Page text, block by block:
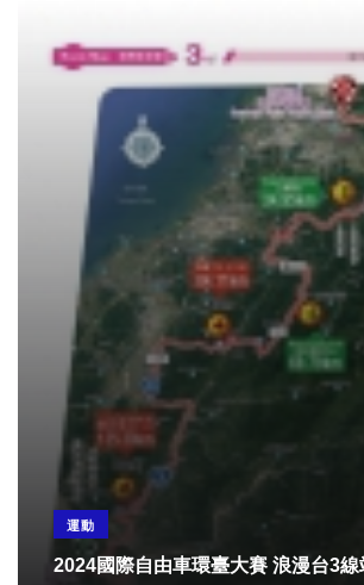
運動
2024國際自由車環臺大賽 浪漫台3線站即將開跑 交